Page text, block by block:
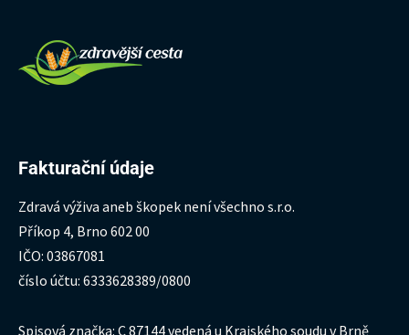
Fakturační údaje
Zdravá výživa aneb škopek není všechno s.r.o.
Příkop 4, Brno 602 00
IČO: 03867081
číslo účtu: 6333628389/0800
Spisová značka: C 87144 vedená u Krajského soudu v Brně